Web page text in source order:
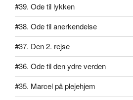
#39. Ode til lykken
#38. Ode til anerkendelse
#37. Den 2. rejse
#36. Ode til den ydre verden
#35. Marcel på plejehjem